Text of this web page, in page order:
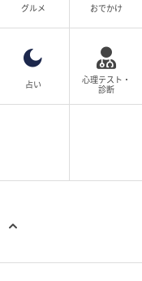
グルメ おでかけ
占い
心理テスト・
診断